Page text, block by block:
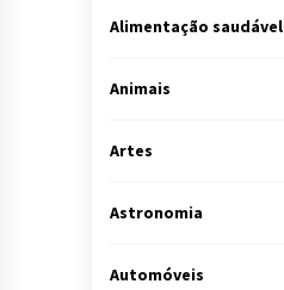
Alimentação saudável
Animais
Artes
Astronomia
Automóveis